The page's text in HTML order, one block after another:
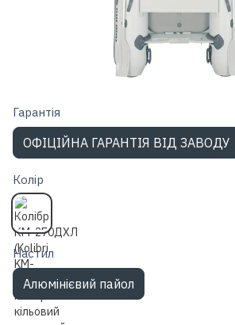
Гарантiя
ОФІЦІЙНА ГАРАНТІЯ ВІД ЗАВОДУ
Колір
Настил
Алюмінієвий пайол